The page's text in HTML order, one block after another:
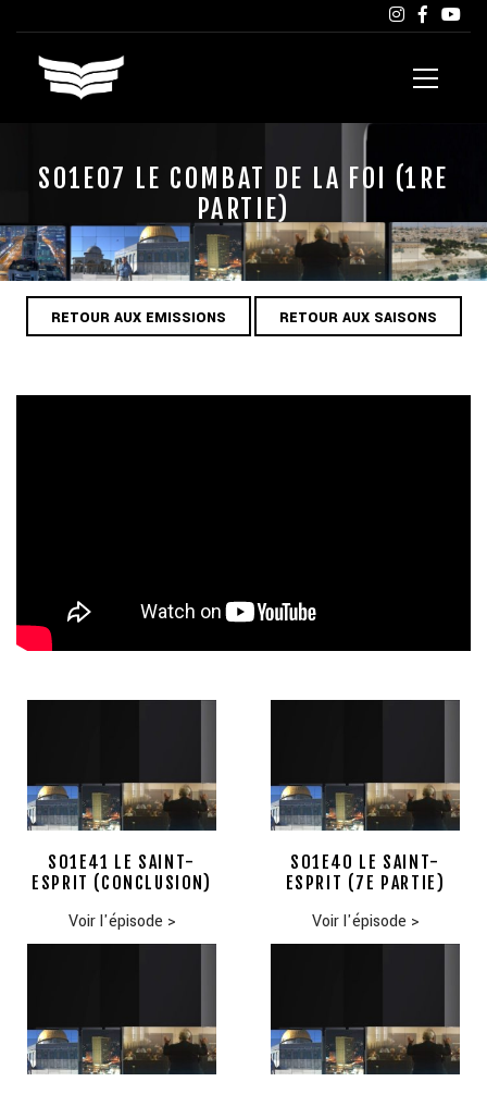
S01E07 LE COMBAT DE LA FOI (1RE
PARTIE)
RETOUR AUX EMISSIONS RETOUR AUX SAISONS
S01E41 LE SAINT-
ESPRIT (CONCLUSION)
Voir l'épisode >
S01E40 LE SAINT-
ESPRIT (7E PARTIE)
Voir l'épisode >